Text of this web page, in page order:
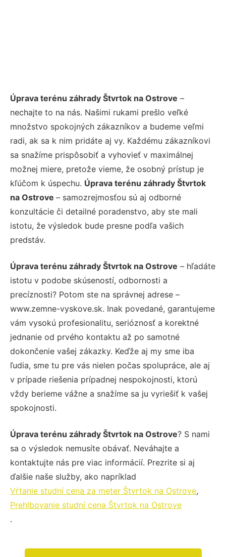
Úprava terénu záhrady Štvrtok na Ostrove –
nechajte to na nás. Našimi rukami prešlo veľké
množstvo spokojných zákazníkov a budeme veľmi
radi, ak sa k nim pridáte aj vy. Každému zákazníkovi
sa snažíme prispôsobiť a vyhovieť v maximálnej
možnej miere, pretože vieme, že osobný prístup je
kľúčom k úspechu. Úprava terénu záhrady Štvrtok
na Ostrove – samozrejmosťou sú aj odborné
konzultácie či detailné poradenstvo, aby ste mali
istotu, že výsledok bude presne podľa vašich
predstáv.
Úprava terénu záhrady Štvrtok na Ostrove – hľadáte
istotu v podobe skúseností, odbornosti a
precíznosti? Potom ste na správnej adrese –
www.zemne-vyskove.sk. Inak povedané, garantujeme
vám vysokú profesionalitu, serióznosť a korektné
jednanie od prvého kontaktu až po samotné
dokončenie vašej zákazky. Keďže aj my sme iba
ľudia, sme tu pre vás nielen počas spolupráce, ale aj
v prípade riešenia prípadnej nespokojnosti, ktorú
vždy berieme vážne a snažíme sa ju vyriešiť k vašej
spokojnosti.
Úprava terénu záhrady Štvrtok na Ostrove? S nami
sa o výsledok nemusíte obávať. Neváhajte a
kontaktujte nás pre viac informácií. Prezrite si aj
ďalšie naše služby, ako napríklad
Vŕtanie studní cena za meter Štvrtok na Ostrove,
Prehlbovanie studní cena Štvrtok na Ostrove
.